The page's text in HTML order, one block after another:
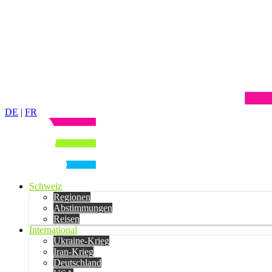
DE | FR
Schweiz
Regionen
Abstimmungen
Reisen
International
Ukraine-Krieg
Iran-Krieg
Deutschland